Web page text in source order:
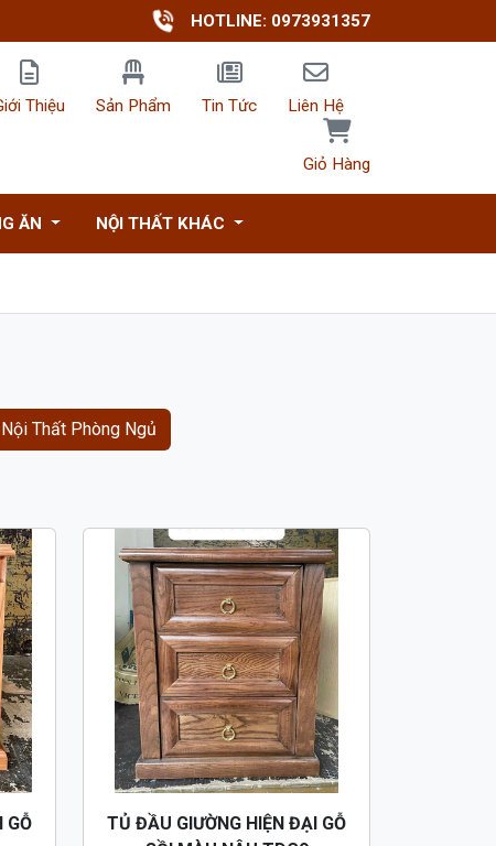
HOTLINE: 0973931357
Thiệu Sản Phẩm Tin Tức Liên Hệ
Giỏ Hàng
ĂN NỘI THẤT KHÁC
Thất Phòng Ngủ
GỖ
TỦ ĐẦU GIƯỜNG HIỆN ĐẠI GỖ